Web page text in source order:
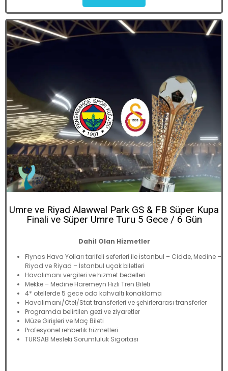
Umre ve Riyad Alawwal Park GS & FB Süper Kupa
Finali ve Süper Umre Turu 5 Gece / 6 Gün
Dahil Olan Hizmetler
Flynas Hava Yolları tarifeli seferleri ile İstanbul – Cidde, Medine –
Riyad ve Riyad – İstanbul uçak biletleri
Havalimanı vergileri ve hizmet bedelleri
Mekke – Medine Haremeyn Hızlı Tren Bileti
4* otellerde 5 gece oda kahvaltı konaklama
Havalimanı/Otel/Stat transferleri ve şehirlerarası transferler
Programda belirtilen gezi ve ziyaretler
Müze Girişleri ve Maç Bileti
Profesyonel rehberlik hizmetleri
TURSAB Mesleki Sorumluluk Sigortası